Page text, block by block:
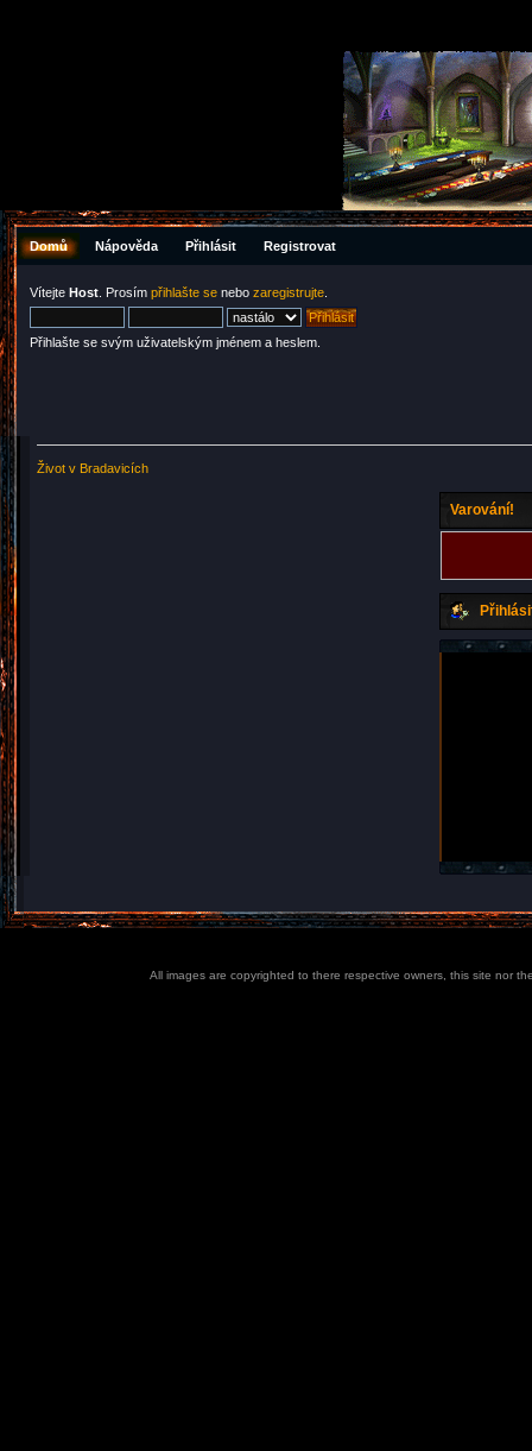
Domů Nápověda Přihlásit Registrovat
Vítejte Host . Prosím přihlašte se nebo zaregistrujte
Přihlašte se svým uživatelským jménem a heslem.
Život v Bradavicích
Varování!
All images are copyrighted to there respective owners, this site nor